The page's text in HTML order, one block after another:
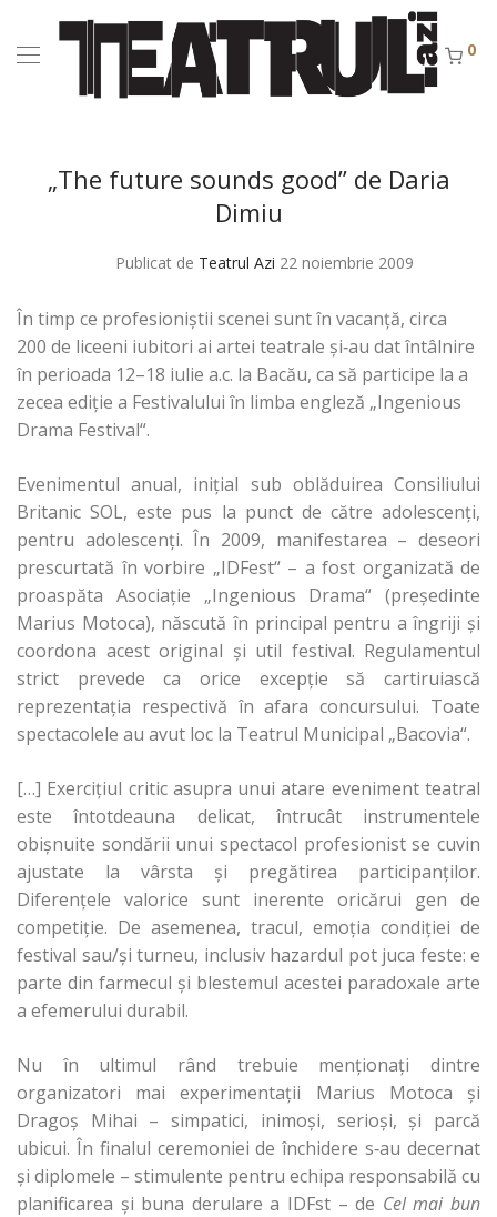
0
„The future sounds good” de Daria
Dimiu
Publicat de Teatrul Azi 22 noiembrie 2009
În timp ce profesioniştii scenei sunt în vacanţă, circa
200 de liceeni iubitori ai artei teatrale şi‑au dat întâlnire
în perioada 12–18 iulie a.c. la Bacău, ca să participe la a
zecea ediţie a Festivalului în limba engleză „Ingenious
Drama Festival“.
Evenimentul anual, iniţial sub oblăduirea Consiliului
Britanic SOL, este pus la punct de către adolescenţi,
pentru adolescenţi. În 2009, manifestarea – deseori
prescurtată în vorbire „IDFest“ – a fost organizată de
proaspăta Asociaţie „Ingenious Drama“ (preşedinte
Marius Motoca), născută în principal pentru a îngriji şi
coordona acest original şi util festival. Regulamentul
strict prevede ca orice excepţie să cartiruiască
reprezentaţia respectivă în afara concursului. Toate
spectacolele au avut loc la Teatrul Municipal „Bacovia“.
[…] Exerciţiul critic asupra unui atare eveniment teatral
este întotdeauna delicat, întrucât instrumentele
obişnuite sondării unui spectacol profesionist se cuvin
ajustate la vârsta şi pregătirea participanţilor.
Diferenţele valorice sunt inerente oricărui gen de
competiţie. De asemenea, tracul, emoţia condiţiei de
festival sau/şi turneu, inclusiv hazardul pot juca feste: e
parte din farmecul şi blestemul acestei paradoxale arte
a efemerului durabil.
Nu în ultimul rând trebuie menţionaţi dintre
organizatori mai experimentaţii Marius Motoca şi
Dragoş Mihai – simpatici, inimoşi, serioşi, şi parcă
ubicui. În finalul ceremoniei de închidere s‑au decernat
şi diplomele – stimulente pentru echipa responsabilă cu
planificarea şi buna derulare a IDFst – de Cel mai bun